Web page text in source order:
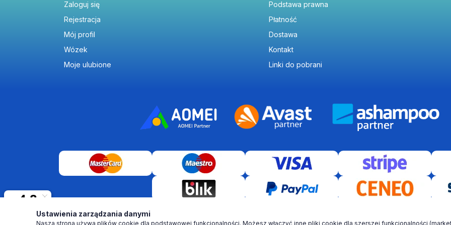
Zaloguj się
Rejestracja
Mój profil
Wózek
Moje ulubione
Podstawa prawna
Płatność
Dostawa
Kontakt
Linki do pobrani
© VR Software 2021-2026 Wszelkie prawa zastrzeżone! 2026 ©
Ustawienia zarządzania danymi
Nasza strona używa plików cookie dla podstawowej funkcjonalności. Możesz włączyć inne pliki cookie dla szerszej funkcjonalności